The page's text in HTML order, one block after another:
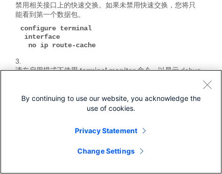
禁用相关接口上的快速交换。如果未禁用快速交换，您将只
能看到第一个数据包。
configure terminal
interface
  no ip route-cache
请在启用模式下使用terminal monitor命令，以显示 debug
请使用debug ip packet 101或debug ip packet 101
命令开始调试过程。
请在启用模式下执行no debug all 命令和 interface
By continuing to use our website, you acknowledge the
use of cookies.
Privacy Statement
Change Settings